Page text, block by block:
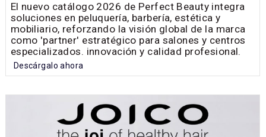
El nuevo catálogo 2026 de Perfect Beauty integra
soluciones en peluquería, barbería, estética y
mobiliario, reforzando la visión global de la marca
como 'partner' estratégico para salones y centros
especializados. innovación y calidad profesional.
Descárgalo ahora